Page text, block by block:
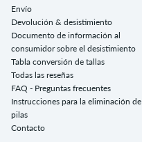
Envío
Devolución & desistimiento
Documento de información al
consumidor sobre el desistimiento
Tabla conversión de tallas
Todas las reseñas
FAQ - Preguntas frecuentes
Instrucciones para la eliminación de
pilas
Contacto